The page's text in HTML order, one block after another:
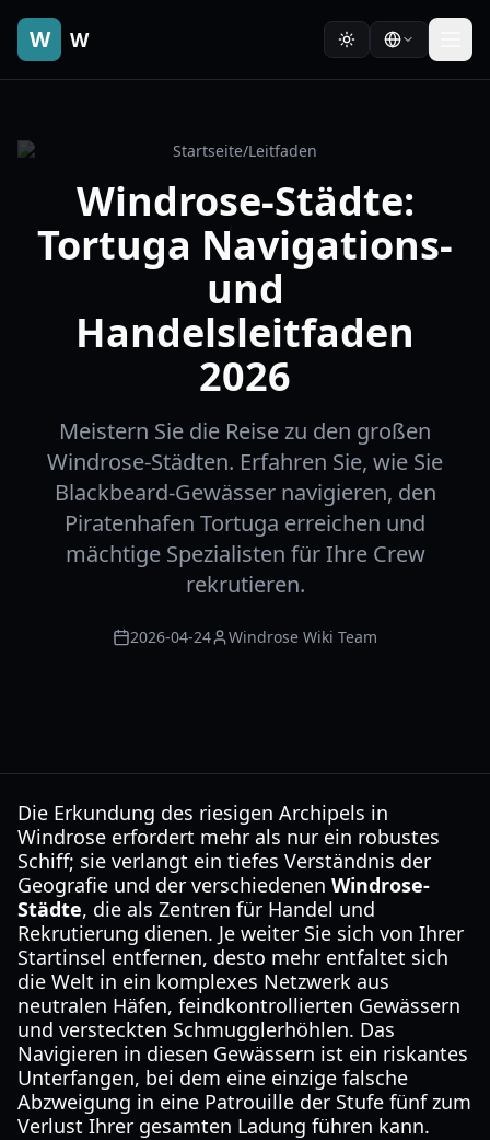
W W
Startseite/Leitfaden
Windrose-Städte:
Tortuga Navigations-
und
Handelsleitfaden
2026
Meistern Sie die Reise zu den großen
Windrose-Städten. Erfahren Sie, wie Sie
Blackbeard-Gewässer navigieren, den
Piratenhafen Tortuga erreichen und
mächtige Spezialisten für Ihre Crew
rekrutieren.
2026-04-24 Windrose Wiki Team
Die Erkundung des riesigen Archipels in
Windrose erfordert mehr als nur ein robustes
Schiff; sie verlangt ein tiefes Verständnis der
Geografie und der verschiedenen Windrose-
Städte, die als Zentren für Handel und
Rekrutierung dienen. Je weiter Sie sich von Ihrer
Startinsel entfernen, desto mehr entfaltet sich
die Welt in ein komplexes Netzwerk aus
neutralen Häfen, feindkontrollierten Gewässern
und versteckten Schmugglerhöhlen. Das
Navigieren in diesen Gewässern ist ein riskantes
Unterfangen, bei dem eine einzige falsche
Abzweigung in eine Patrouille der Stufe fünf zum
Verlust Ihrer gesamten Ladung führen kann.